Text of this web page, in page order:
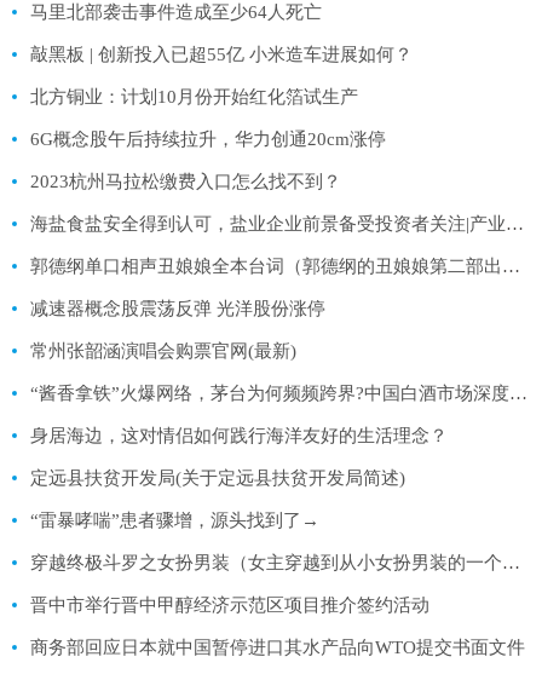
马里北部袭击事件造成至少64人死亡
敲黑板 | 创新投入已超55亿 小米造车进展如何？
北方铜业：计划10月份开始红化箔试生产
6G概念股午后持续拉升，华力创通20cm涨停
2023杭州马拉松缴费入口怎么找不到？
海盐食盐安全得到认可，盐业企业前景备受投资者关注|产业链情报站
郭德纲单口相声丑娘娘全本台词（郭德纲的丑娘娘第二部出来了吗）
减速器概念股震荡反弹 光洋股份涨停
常州张韶涵演唱会购票官网(最新)
“酱香拿铁”火爆网络，茅台为何频频跨界?中国白酒市场深度调查研究2023
身居海边，这对情侣如何践行海洋友好的生活理念？
定远县扶贫开发局(关于定远县扶贫开发局简述)
“雷暴哮喘”患者骤增，源头找到了→
穿越终极斗罗之女扮男装（女主穿越到从小女扮男装的一个纨绔世子身上 姓宁 他爹被称为佞臣_）
晋中市举行晋中甲醇经济示范区项目推介签约活动
商务部回应日本就中国暂停进口其水产品向WTO提交书面文件